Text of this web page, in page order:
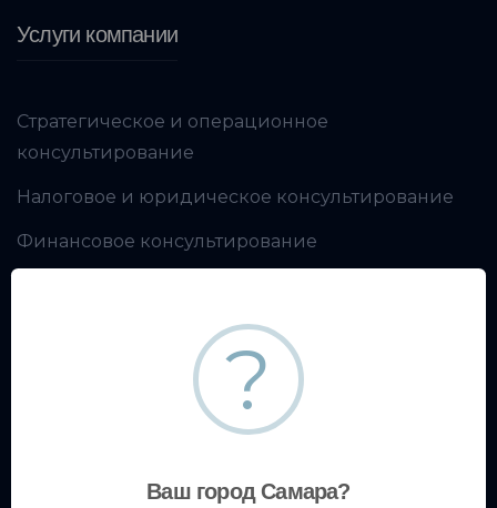
Услуги компании
Стратегическое и операционное
консультирование
Налоговое и юридическое консультирование
Финансовое консультирование
Образовательный центр
Кадровое консультирование
?
Ваш город Самара?